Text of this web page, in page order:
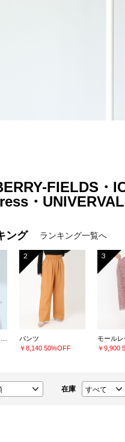
FIELDS・
・
ング ランキング一覧へ
2
パンツ
￥8,140 50%OFF
3
￥9,900
在庫